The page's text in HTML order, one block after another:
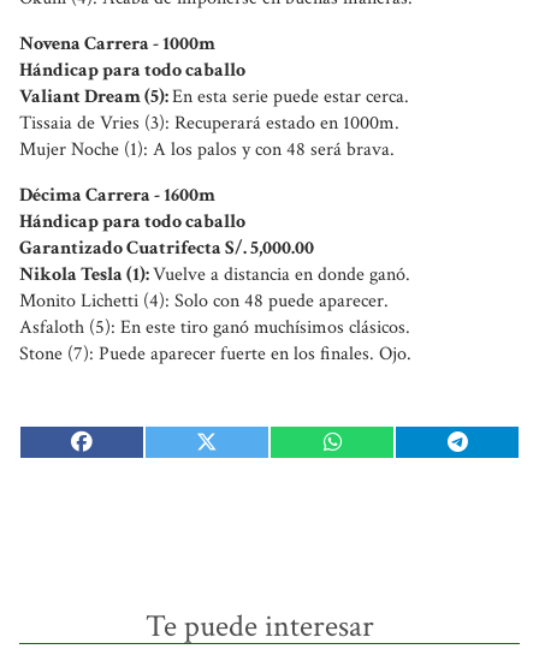
Novena Carrera - 1000m
Hándicap para todo caballo
Valiant Dream (5):En esta serie puede estar cerca.
Tissaia de Vries (3): Recuperará estado en 1000m.
Mujer Noche (1): A los palos y con 48 será brava.
Décima Carrera - 1600m
Hándicap para todo caballo
Garantizado Cuatrifecta S/. 5,000.00
Nikola Tesla (1):Vuelve a distancia en donde ganó.
Monito Lichetti (4): Solo con 48 puede aparecer.
Asfaloth (5): En este tiro ganó muchísimos clásicos.
Stone (7): Puede aparecer fuerte en los finales. Ojo.
Te puede interesar